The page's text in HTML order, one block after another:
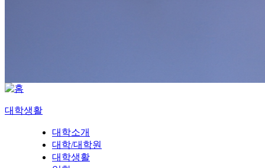
대학생활
대학소개
대학/대학원
대학생활